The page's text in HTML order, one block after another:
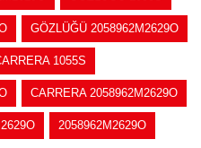
GÖZLÜĞÜ 2058962M2629O
1055S
CARRERA 2058962M2629O
2058962M2629O